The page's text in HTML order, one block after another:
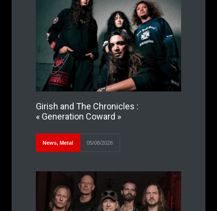
Girish and The Chronicles :
« Generation Coward »
News, Metal 05/08/2026